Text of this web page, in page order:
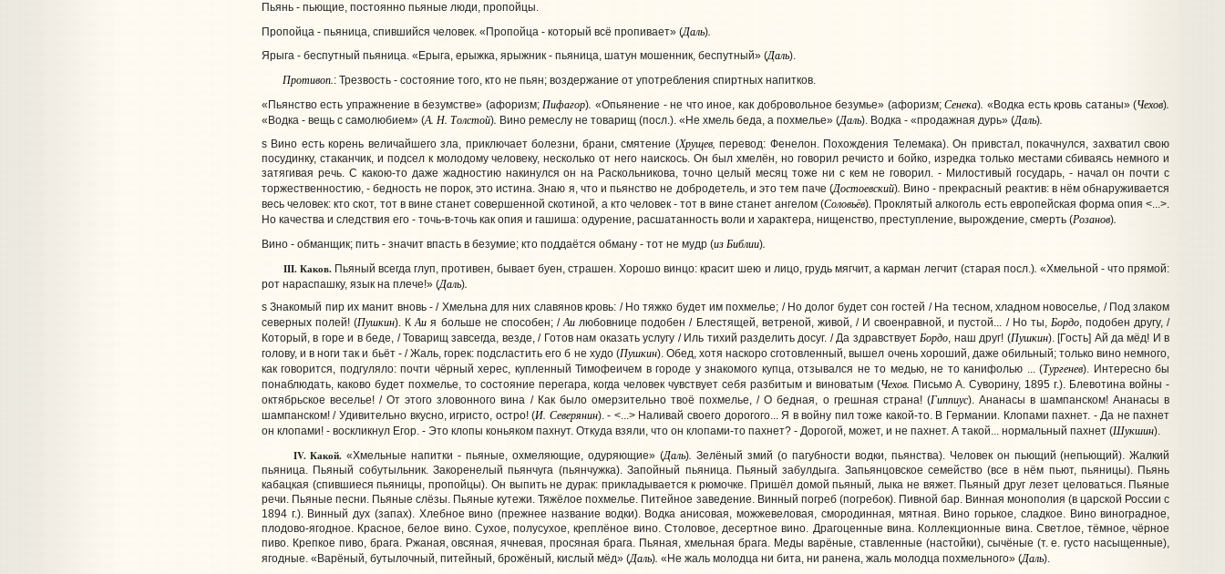
Пьянь - пьющие, постоянно пьяные люди, пропойцы.
Пропойца - пьяница, спившийся человек. «Пропойца - который всё пропивает» (Даль).
Ярыга - беспутный пьяница. «Ерыга, ерыжка, ярыжник - пьяница, шатун мошенник, беспутный» (Даль).
Противоп.: Трезвость - состояние того, кто не пьян; воздержание от употребления спиртных напитков.
«Пьянство есть упражнение в безумстве» (афоризм; Пифагор). «Опьянение - не что иное, как добровольное безумье» (афоризм;Сенека). «Водка есть кровь сатаны» (Чехов).
«Водка - вещь с самолюбием» (А. Н. Толстой). Вино ремеслу не товарищ (посл.). «Не хмель беда, а похмелье» (Даль). Водка - «продажная дурь» (Даль).
s Вино есть корень величайшего зла, приключает болезни, брани, смятение (Хрущев, перевод: Фенелон. Похождения Телемака). Он привстал, покачнулся, захватил свою
посудинку, стаканчик, и подсел к молодому человеку, несколько от него наискось. Он был хмелён, но говорил речисто и бойко, изредка только местами сбиваясь немного и
затягивая речь. С какою-то даже жадностию накинулся он на Раскольникова, точно целый месяц тоже ни с кем не говорил. - Милостивый государь, - начал он почти с
торжественностию, - бедность не порок, это истина. Знаю я, что и пьянство не добродетель, и это тем паче (Достоевский). Вино - прекрасный реактив: в нём обнаруживается
весь человек: кто скот, тот в вине станет совершенной скотиной, а кто человек - тот в вине станет ангелом (Соловьёв). Проклятый алкоголь есть европейская форма опия <...>.
Но качества и следствия его - точь-в-точь как опия и гашиша: одурение, расшатанность воли и характера, нищенство, преступление, вырождение, смерть (Розанов).
Вино - обманщик; пить - значит впасть в безумие; кто поддаётся обману - тот не мудр (из Библии).
III. Каков. Пьяный всегда глуп, противен, бывает буен, страшен. Хорошо винцо: красит шею и лицо, грудь мягчит, а карман легчит (старая посл.). «Хмельной - что прямой:
рот нараспашку, язык на плече!» (Даль).
s Знакомый пир их манит вновь - / Хмельна для них славянов кровь: / Но тяжко будет им похмелье; / Но долог будет сон гостей / На тесном, хладном новоселье, / Под злаком
северных полей! (Пушкин). КАи я больше не способен; /Аи любовнице подобен / Блестящей, ветреной, живой, / И своенравной, и пустой... / Но ты, Бордо, подобен другу, /
Который, в горе и в беде, / Товарищ завсегда, везде, / Готов нам оказать услугу / Иль тихий разделить досуг. / Да здравствуетБордо, наш друг! (Пушкин). [Гость] Ай да мёд! И в
голову, и в ноги так и бьёт - / Жаль, горек: подсластить его б не худо (Пушкин). Обед, хотя наскоро сготовленный, вышел очень хороший, даже обильный; только вино немного,
как говорится, подгуляло: почти чёрный херес, купленный Тимофеичем в городе у знакомого купца, отзывался не то медью, не то канифолью ... (Тургенев). Интересно бы
понаблюдать, каково будет похмелье, то состояние перегара, когда человек чувствует себя разбитым и виноватым (Чехов. Письмо А. Суворину, 1895 г.). Блевотина войны -
октябрьское веселье! / От этого зловонного вина / Как было омерзительно твоё похмелье, / О бедная, о грешная страна! (Гиппиус). Ананасы в шампанском! Ананасы в
шампанском! / Удивительно вкусно, игристо, остро! (И. Северянин). - <...> Наливай своего дорогого... Я в войну пил тоже какой-то. В Германии. Клопами пахнет. - Да не пахнет
он клопами! - воскликнул Егор. - Это клопы коньяком пахнут. Откуда взяли, что он клопами-то пахнет? - Дорогой, может, и не пахнет. А такой... нормальный пахнет (Шукшин).
IV. Какой. «Хмельные напитки - пьяные, охмеляющие, одуряющие» (Даль). Зелёный змий (о пагубности водки, пьянства). Человек он пьющий (непьющий). Жалкий
пьяница. Пьяный собутыльник. Закоренелый пьянчуга (пьянчужка). Запойный пьяница. Пьяный забулдыга. Запьянцовское семейство (все в нём пьют, пьяницы). Пьянь
кабацкая (спившиеся пьяницы, пропойцы). Он выпить не дурак: прикладывается к рюмочке. Пришёл домой пьяный, лыка не вяжет. Пьяный друг лезет целоваться. Пьяные
речи. Пьяные песни. Пьяные слёзы. Пьяные кутежи. Тяжёлое похмелье. Питейное заведение. Винный погреб (погребок). Пивной бар. Винная монополия (в царской России с
1894 г.). Винный дух (запах). Хлебное вино (прежнее название водки). Водка анисовая, можжевеловая, смородинная, мятная. Вино горькое, сладкое. Вино виноградное,
плодово-ягодное. Красное, белое вино. Сухое, полусухое, креплёное вино. Столовое, десертное вино. Драгоценные вина. Коллекционные вина. Светлое, тёмное, чёрное
пиво. Крепкое пиво, брага. Ржаная, овсяная, ячневая, просяная брага. Пьяная, хмельная брага. Меды варёные, ставленные (настойки), сычёные (т. е. густо насыщенные),
ягодные. «Варёный, бутылочный, питейный, брожёный, кислый мёд» (Даль). «Не жаль молодца ни бита, ни ранена, жаль молодца похмельного» (Даль).